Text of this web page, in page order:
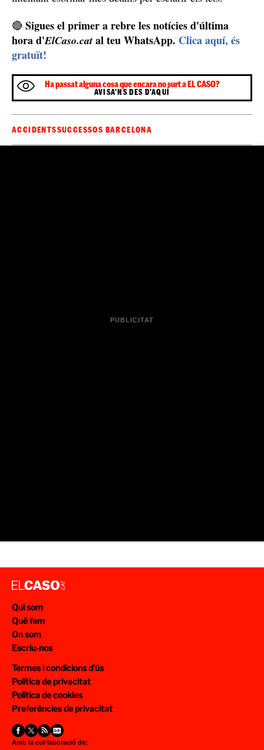
🔴 Sigues el primer a rebre les notícies d'última
hora d'ElCaso.cat al teu WhatsApp. Clica aquí, és
gratuït!
Ha passat alguna cosa que encara no surt a EL CASO?
AVISA'NS DES D'AQUÍ
ACCIDENTSSUCCESSOS BARCELONA
Qui som
Què fem
On som
Escriu-nos
Termes i condicions d’ús
Política de privacitat
Política de cookies
Preferències de privacitat
Amb la col·laboració de: